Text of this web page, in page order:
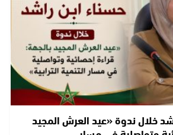
خلال ندوة «عيد العرش المجيد